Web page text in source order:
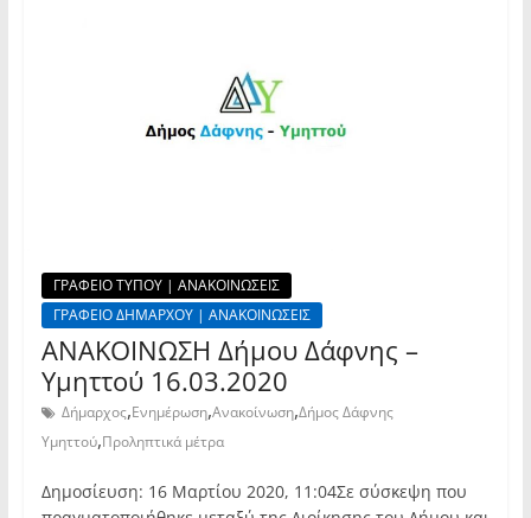
ΓΡΑΦΕΙΟ ΤΥΠΟΥ | ΑΝΑΚΟΙΝΩΣΕΙΣ
ΓΡΑΦΕΙΟ ΔΗΜΑΡΧΟΥ | ΑΝΑΚΟΙΝΩΣΕΙΣ
ΑΝΑΚΟΙΝΩΣΗ Δήμου Δάφνης –
Υμηττού 16.03.2020
Δήμαρχος,Ενημέρωση,Ανακοίνωση,Δήμος Δάφνης
Υμηττού,Προληπτικά μέτρα
Δημοσίευση: 16 Μαρτίου 2020, 11:04Σε σύσκεψη που